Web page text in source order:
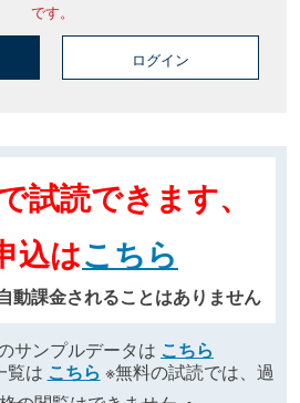
です。
ログイン
試読できます、
込はこちら
動課金されることはありません
サンプルデータは こちら
覧は こちら ※無料の試読では、過